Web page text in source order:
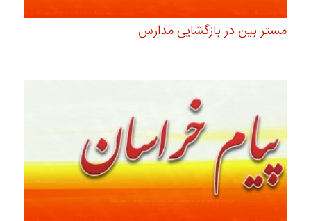
مستر بین در بازگشایی مدارس